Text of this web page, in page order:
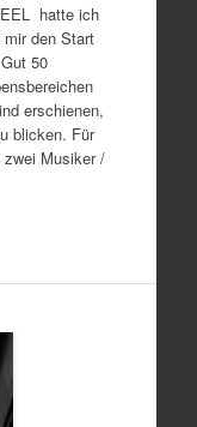
hatte ich
den Start
50
erschienen,
blicken. Für
Musiker /